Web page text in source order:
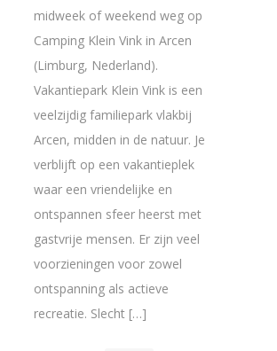
midweek of weekend weg op
Camping Klein Vink in Arcen
(Limburg, Nederland).
Vakantiepark Klein Vink is een
veelzijdig familiepark vlakbij
Arcen, midden in de natuur. Je
verblijft op een vakantieplek
waar een vriendelijke en
ontspannen sfeer heerst met
gastvrije mensen. Er zijn veel
voorzieningen voor zowel
ontspanning als actieve
recreatie. Slecht […]